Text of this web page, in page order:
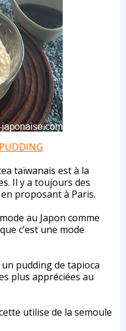
taïwanais est à la
Il y a toujours des
proposant à Paris.
au Japon comme
c’est une mode
pudding de tapioca
plus appréciées au
utilise de la semoule